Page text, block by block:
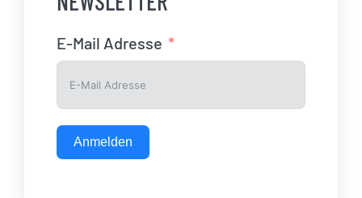
E-Mail Adresse
Anmelden